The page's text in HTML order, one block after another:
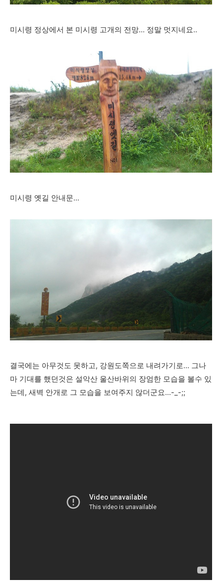
미시령 정상에서 본 미시령 고개의 전망... 정말 멋지네요..
미시령 옛길 안내문...
결국에는 아무것도 못하고, 강원도쪽으로 내려가기로... 그나
마 기대를 했던것은 설악산 울산바위의 장엄한 모습을 볼수 있
는데, 새벽 안개로 그 모습을 보여주지 않더군요...-_-;;